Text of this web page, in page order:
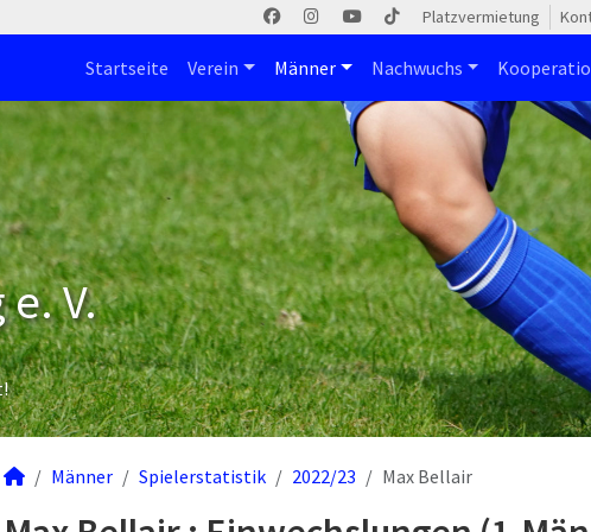
Platzvermietung
Startseite Verein Männer Nachwuchs
V.
Männer Spielerstatistik 2022/23 Max Bellair